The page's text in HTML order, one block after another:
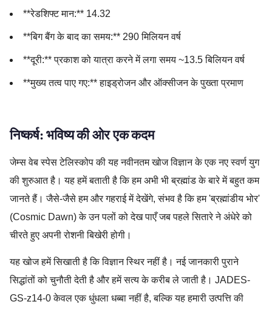
**रेडशिफ्ट मान:** 14.32
**बिग बैंग के बाद का समय:** 290 मिलियन वर्ष
**दूरी:** प्रकाश को यात्रा करने में लगा समय ~13.5 बिलियन वर्ष
**मुख्य तत्व पाए गए:** हाइड्रोजन और ऑक्सीजन के पुख्ता प्रमाण
निष्कर्ष: भविष्य की ओर एक कदम
जेम्स वेब स्पेस टेलिस्कोप की यह नवीनतम खोज विज्ञान के एक नए स्वर्ण युग
की शुरुआत है। यह हमें बताती है कि हम अभी भी ब्रह्मांड के बारे में बहुत कम
जानते हैं। जैसे-जैसे हम और गहराई में देखेंगे, संभव है कि हम 'ब्रह्मांडीय भोर'
(Cosmic Dawn) के उन पलों को देख पाएँ जब पहले सितारे ने अंधेरे को
चीरते हुए अपनी रोशनी बिखेरी होगी।
यह खोज हमें सिखाती है कि विज्ञान स्थिर नहीं है। नई जानकारी पुराने
सिद्धांतों को चुनौती देती है और हमें सत्य के करीब ले जाती है। JADES-
GS-z14-0 केवल एक धुंधला धब्बा नहीं है, बल्कि यह हमारी उत्पत्ति की